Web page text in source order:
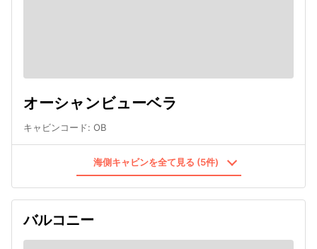
オーシャンビューベラ
キャビンコード: OB
海側キャビンを全て見る (5件)
バルコニー